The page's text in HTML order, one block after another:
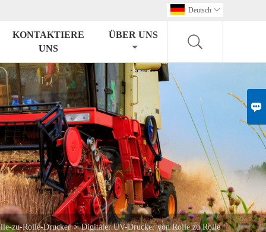

Deutsch 
KONTAKTIERE
UNS
ÜBER UNS
zu-Rolle-Drucker > Digitaler UV-Drucker von Rolle zu Rolle